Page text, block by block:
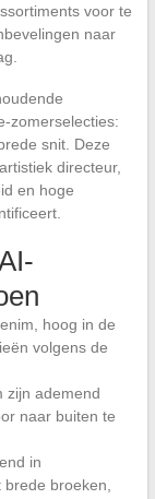
voor te
naar
zomerselecties:
snit. Deze
directeur,
en hoge
hoog in de
volgens de
zijn ademend
naar buiten te
in
broeken,